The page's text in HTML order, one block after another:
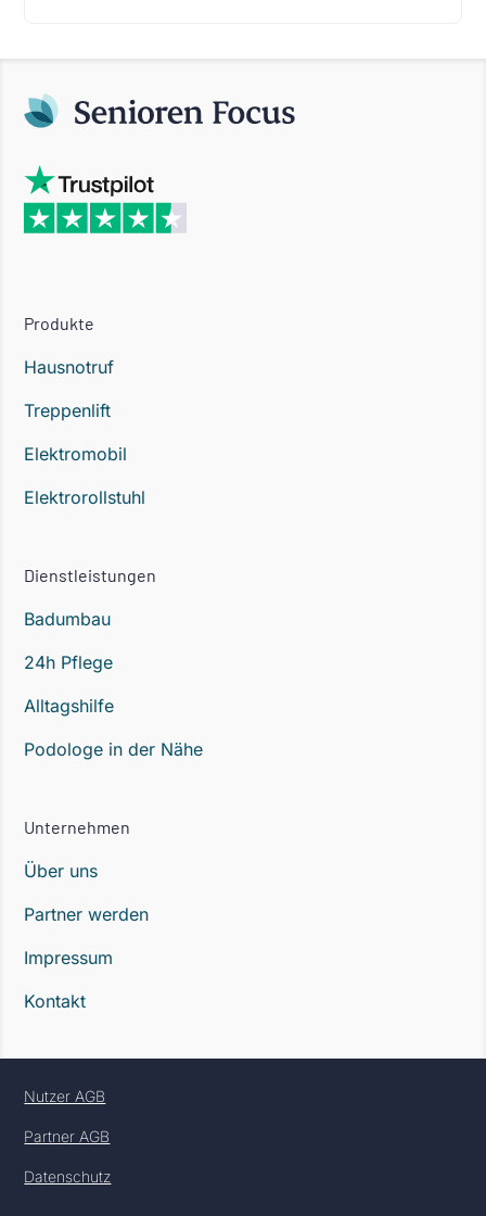
Produkte
Hausnotruf
Treppenlift
Elektromobil
Elektrorollstuhl
Dienstleistungen
Badumbau
24h Pflege
Alltagshilfe
Podologe in der Nähe
Unternehmen
Über uns
Partner werden
Impressum
Kontakt
Nutzer AGB
Partner AGB
Datenschutz